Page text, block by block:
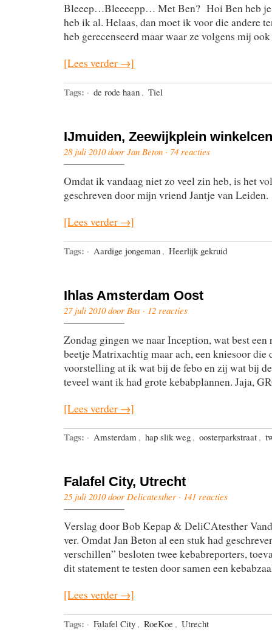
Bleeep…Bleeeepp… Met Ben? Hoi Ben heb je
heb ik al. Helaas, dan moet ik voor die andere
heb gerecenseerd maar waar ze volgens mij
[Lees verder →]
Tags: · de rode haan , Tiel
IJmuiden, Zeewijkplein
28 juli 2010 door Jan Beton · 74 reacties
Omdat ik vandaag niet zo veel zin heb, is het
geschreven door mijn vriend Jantje van Leiden.
[Lees verder →]
Tags: · Aardige jongeman , Heerlijk gekruid
Ihlas Amsterdam Oost
27 juli 2010 door Bas · 12 reacties
Zondag gingen we naar Inception, wat best
beetje Matrixachtig maar ach, een kniesoor die
voorstelling at ik wat bij de febo en zij wat bij
teveel want ik had grote kebabplannen. Jaja,
[Lees verder →]
Tags: · Amsterdam , hap slik weg , oosterparkstraat ,
Falafel City, Utrecht
25 juli 2010 door Delicatesther · 141 reacties
Verslag door Bob Kepap & DeliCAtesther
ver. Omdat Jan Beton al een stuk had
verschillen” besloten twee kebabreporters,
dit statement te testen door samen een
[Lees verder →]
Tags: · Falafel City , RoeKoe , Utrecht